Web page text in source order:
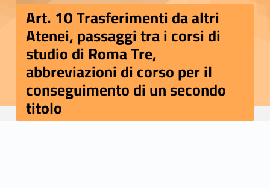
Art. 10 Trasferimenti da altri
Atenei, passaggi tra i corsi di
studio di Roma Tre,
abbreviazioni di corso per il
conseguimento di un secondo
titolo